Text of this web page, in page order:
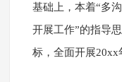
基础上，本着“多
开展工作”的指导
标，全面开展20xx